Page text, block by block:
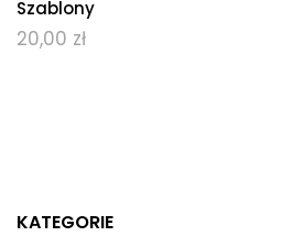
KATEGORIE
Szablony
20,00 zł